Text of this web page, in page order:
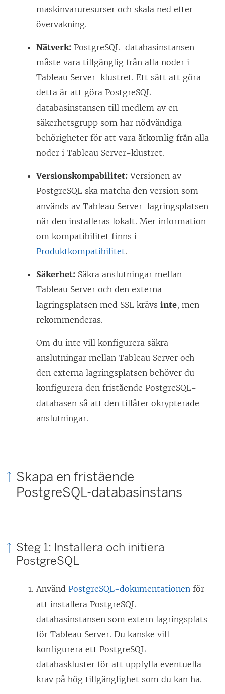
maskinvaruresurser och skala ned efter
övervakning.
Nätverk: PostgreSQL-databasinstansen
måste vara tillgänglig från alla noder i
Tableau Server-klustret. Ett sätt att göra
detta är att göra PostgreSQL-
databasinstansen till medlem av en
säkerhetsgrupp som har nödvändiga
behörigheter för att vara åtkomlig från alla
noder i Tableau Server-klustret.
Versionskompabilitet: Versionen av
PostgreSQL ska matcha den version som
används av Tableau Server-lagringsplatsen
när den installeras lokalt. Mer information
om kompatibilitet finns i
Produktkompatibilitet.
Säkerhet: Säkra anslutningar mellan
Tableau Server och den externa
lagringsplatsen med SSL krävs inte, men
rekommenderas.
Om du inte vill konfigurera säkra
anslutningar mellan Tableau Server och
den externa lagringsplatsen behöver du
konfigurera den fristående PostgreSQL-
databasen så att den tillåter okrypterade
anslutningar.
Skapa en fristående
PostgreSQL-databasinstans
Steg 1: Installera och initiera
PostgreSQL
Använd PostgreSQL-dokumentationen för
att installera PostgreSQL-
databasinstansen som extern lagringsplats
för Tableau Server. Du kanske vill
konfigurera ett PostgreSQL-
databaskluster för att uppfylla eventuella
krav på hög tillgänglighet som du kan ha.